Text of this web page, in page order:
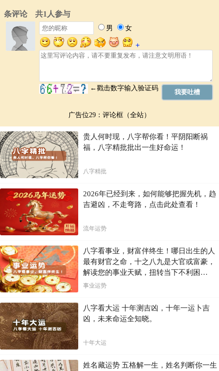
广告位29：评论框（全站）
贵人何时现，八字帮你看！平阴阳断祸
福，八字精批批出一生好命运！
八字精批
2026年已经到来，如何能够把握先机，趋
吉避凶，不走弯路，点击此处查看！
流年运势
八字看事业，财富伴终生！哪日出生的人
最有财官之命，十之八九是大官或富豪，
解读您的事业天赋，扭转当下不利困
局！！
事业运势
八字看大运 十年测吉凶，十年一运卜吉
凶，未来命运全知晓。
十年大运
姓名藏运势 五格解一生，姓名判断你一生